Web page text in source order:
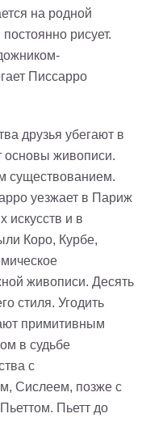
на родной
рисует.
Писсарро
друзья убегают в
основы живописи.
существованием.
уезжает в Париж
искусств и в
Коро, Курбе,
живописи. Десять
стиля. Угодить
примитивным
в судьбе
с
Сислеем, позже с
Пьетт до